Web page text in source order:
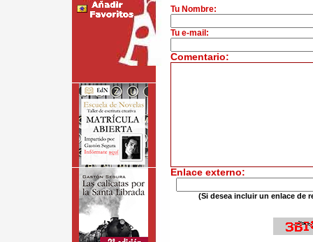
Tu Nombre:
Tu e-mail:
Comentario:
Enlace externo:
(Si desea incluir un enlace de